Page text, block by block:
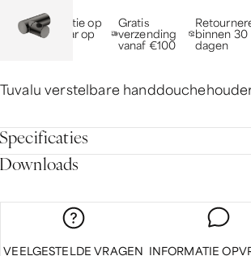
10 jaar garantie op
inbouw, 5 jaar op
Gratis
verzending
vanaf €100
binnen 30
dagen
Tuvalu verstelbare
VEELGESTELDE VRAGEN INFORMATIE